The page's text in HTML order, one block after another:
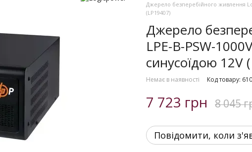
Джерело безперебійного живлення
(LP19407)
Джерело
LPE-B-PSW-
синусоїдою 12V
Немає в наявності Код товару:
7 723 грн 8 045
Повідомити, коли